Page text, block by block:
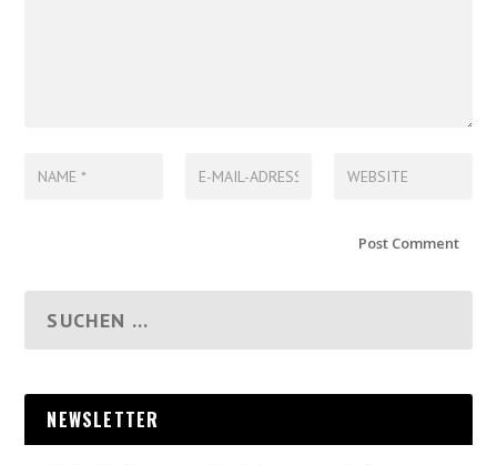
NEWSLETTER